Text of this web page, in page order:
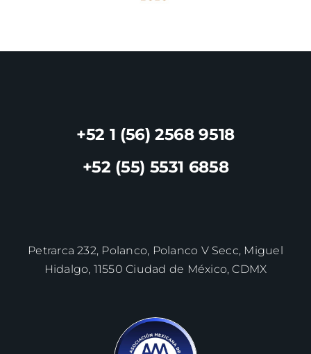
+52 1 (56) 2568 9518
+52 (55) 5531 6858
Petrarca 232, Polanco, Polanco V Secc, Miguel
Hidalgo, 11550 Ciudad de México, CDMX